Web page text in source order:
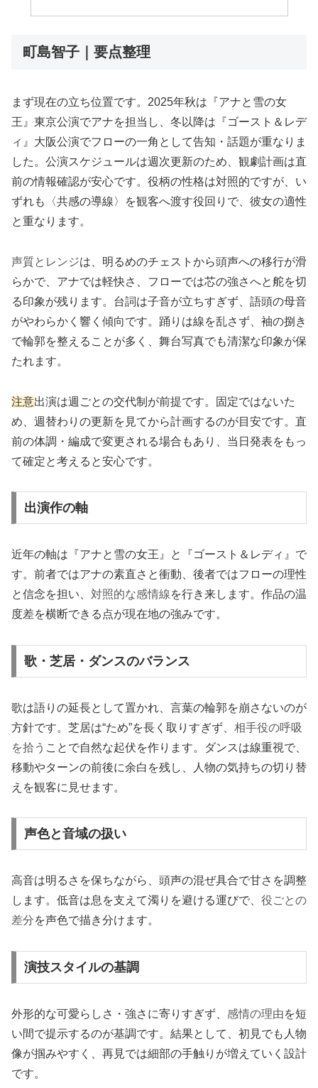
町島智子｜要点整理
まず現在の立ち位置です。2025年秋は『アナと雪の女
王』東京公演でアナを担当し、冬以降は『ゴースト＆レデ
ィ』大阪公演でフローの一角として告知・話題が重なりま
した。公演スケジュールは週次更新のため、観劇計画は直
前の情報確認が安心です。役柄の性格は対照的ですが、い
ずれも〈共感の導線〉を観客へ渡す役回りで、彼女の適性
と重なります。
声質とレンジは、明るめのチェストから頭声への移行が滑
らかで、アナでは軽快さ、フローでは芯の強さへと舵を切
る印象が残ります。台詞は子音が立ちすぎず、語頭の母音
がやわらかく響く傾向です。踊りは線を乱さず、袖の捌き
で輪郭を整えることが多く、舞台写真でも清潔な印象が保
たれます。
注意出演は週ごとの交代制が前提です。固定ではないた
め、週替わりの更新を見てから計画するのが目安です。直
前の体調・編成で変更される場合もあり、当日発表をもっ
て確定と考えると安心です。
出演作の軸
近年の軸は『アナと雪の女王』と『ゴースト＆レディ』で
す。前者ではアナの素直さと衝動、後者ではフローの理性
と信念を担い、 対照的な感情線を行き来します。作品の温
度差を横断できる点が現在地の強みです。
歌・芝居・ダンスのバランス
歌は語りの延長として置かれ、言葉の輪郭を崩さないのが
方針です。芝居は“ため”を長く取りすぎず、 相手役の呼吸
を拾う ことで自然な起伏を作ります。ダンスは線重視で、
移動やターンの前後に余白を残し、人物の気持ちの切り替
えを観客に見せます。
声色と音域の扱い
高音は明るさを保ちながら、頭声の混ぜ具合で甘さを調整
します。低音は息を支えて濁りを避ける運びで、 役ごとの
差分を声色で描き分けます。
演技スタイルの基調
外形的な可愛らしさ・強さに寄りすぎず、 感情の理由を短
い間で提示するのが基調です。結果として、初見でも人物
像が掴みやすく、再見では細部の手触りが増えていく設計
です。